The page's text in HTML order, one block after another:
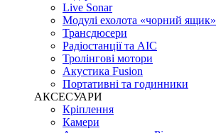
Live Sonar
Модулі ехолота «чорний ящик»
Трансдюсери
Радіостанції та АІС
Тролінгові мотори
Акустика Fusion
Портативні та годинники
АКСЕСУАРИ
Кріплення
Камери